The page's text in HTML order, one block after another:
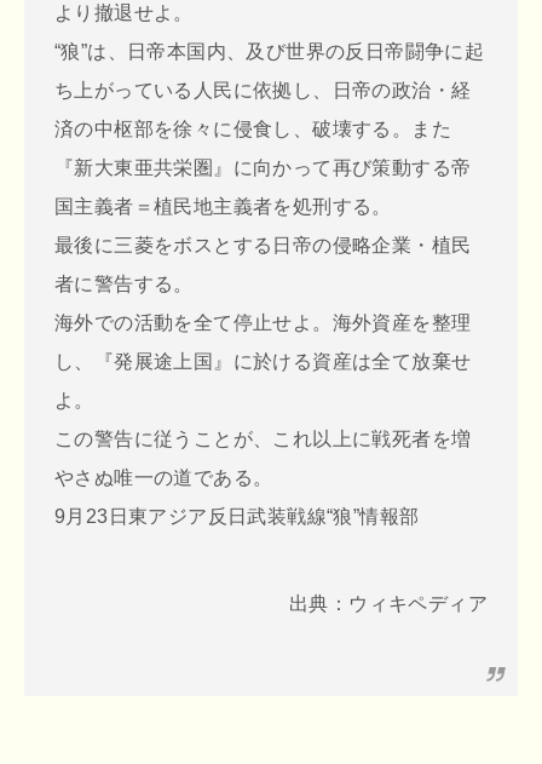
より撤退せよ。
“狼”は、日帝本国内、及び世界の反日帝闘争に起
ち上がっている人民に依拠し、日帝の政治・経
済の中枢部を徐々に侵食し、破壊する。また
『新大東亜共栄圏』に向かって再び策動する帝
国主義者＝植民地主義者を処刑する。
最後に三菱をボスとする日帝の侵略企業・植民
者に警告する。
海外での活動を全て停止せよ。海外資産を整理
し、『発展途上国』に於ける資産は全て放棄せ
よ。
この警告に従うことが、これ以上に戦死者を増
やさぬ唯一の道である。
9月23日東アジア反日武装戦線“狼”情報部
出典：ウィキペディア